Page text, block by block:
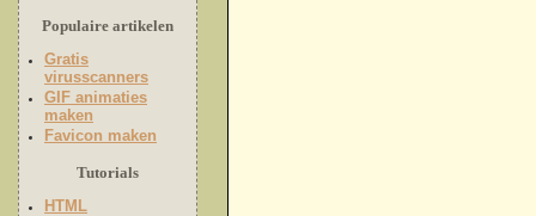
Populaire artikelen
Gratis
virusscanners
GIF animaties
maken
Favicon maken
Tutorials
HTML